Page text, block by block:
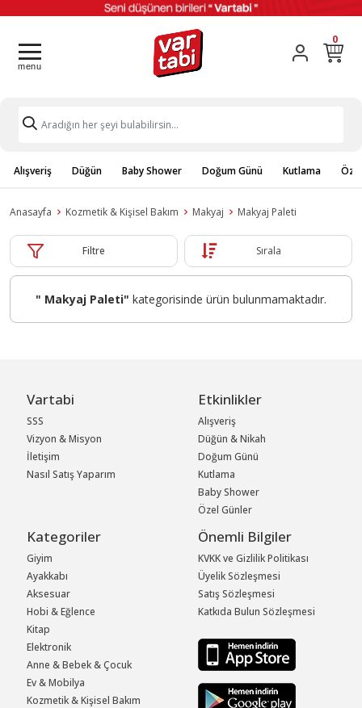
0
Alışveriş Düğün Baby Shower Doğum Günü Kutlama
Anasayfa Kozmetik & Kişisel Bakım Makyaj Makyaj Paleti
Filtre Sırala
" Makyaj Paleti" kategorisinde ürün bulunmamaktadır.
Vartabi
SSS
Vizyon & Misyon
İletişim
Nasıl Satış Yaparım
Etkinlikler
Alışveriş
Düğün & Nikah
Doğum Günü
Kutlama
Baby Shower
Özel Günler
Kategoriler
Giyim
Ayakkabı
Aksesuar
Hobi & Eğlence
Kitap
Elektronik
Anne & Bebek & Çocuk
Ev & Mobilya
Kozmetik & Kişisel Bakım
Önemli Bilgiler
KVKK ve Gizlilik Politikası
Üyelik Sözleşmesi
Satış Sözleşmesi
Katkıda Bulun Sözleşmesi